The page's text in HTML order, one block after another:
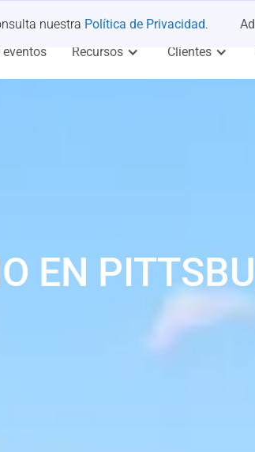
nuestra Política de Privacidad.
eventos Recursos Clientes
EN